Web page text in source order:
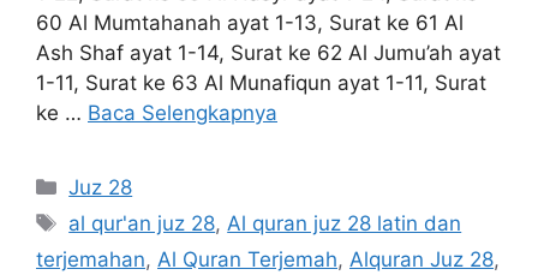
60 Al Mumtahanah ayat 1-13, Surat ke 61 Al
Ash Shaf ayat 1-14, Surat ke 62 Al Jumu’ah ayat
1-11, Surat ke 63 Al Munafiqun ayat 1-11, Surat
ke … Baca Selengkapnya
Kategori
Juz 28
Tag
al qur'an juz 28,Al quran juz 28 latin dan
terjemahan, Al Quran Terjemah, Alquran Juz 28,